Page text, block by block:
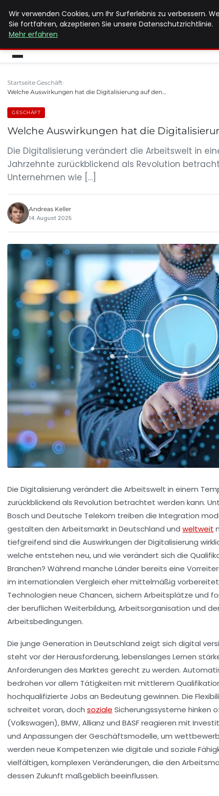
MAX NEUKIRCHNER
Startseite Geschäft
Welche Auswirkungen hat die Digitalisierung auf den…
GESCHÄFT
Welche Auswirkungen hat die
Die Digitalisierung verändert die Arbeitswelt in
Jahrzehnte zurückblickend als Revolution
Unternehmen wie […]
Andreas Keller
14. August 2025
Die Digitalisierung verändert die Arbeitswelt in einem
zurückblickend als Revolution betrachtet werden kann.
Bosch und Deutsche Telekom treiben die Integration
gestalten den Arbeitsmarkt in Deutschland und weltweit
tiefgreifend sind die Auswirkungen der Digitalisierung
welche entstehen neu, und wie verändert sich die
Branchen? Während manche Länder bereits eine
im internationalen Vergleich eher mittelmäßig
Technologien neue Chancen, sichern Arbeitsplätze und
der beruflichen Weiterbildung, Arbeitsorganisation und
Arbeitsbedingungen.
Die junge Generation in Deutschland zeigt sich digital
steht vor der Herausforderung, lebenslanges Lernen
Anforderungen des Marktes gerecht zu werden.
bedrohen vor allem Tätigkeiten mit mittlerem
hochqualifizierte Jobs an Bedeutung gewinnen. Die
schreitet voran, doch soziale Sicherungssysteme hinken
(Volkswagen), BMW, Allianz und BASF reagieren mit
und Anpassungen der Geschäftsmodelle, um
werden neue Kompetenzen wie digitale und soziale
vielfältigen, komplexen Veränderungen, die den
dessen Zukunft maßgeblich beeinflussen.
Wir verwenden Cookies, um Ihr Surferlebnis zu verbessern.
Sie fortfahren, akzeptieren Sie unsere Datenschutzrichtlinie.
Mehr erfahren